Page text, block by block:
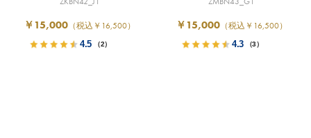
￥15,000 （税込￥16,500）
4.5 （2）
￥15,000 （税込￥16,500）
4.3 （3）